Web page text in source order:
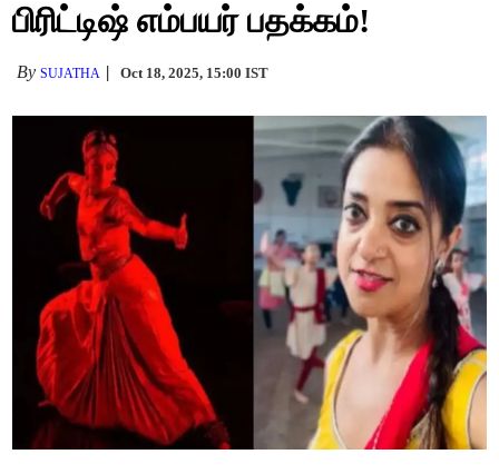
பிரிட்டிஷ் எம்பயர் பதக்கம்!
BySUJATHA Oct 18, 2025, 15:00 IST